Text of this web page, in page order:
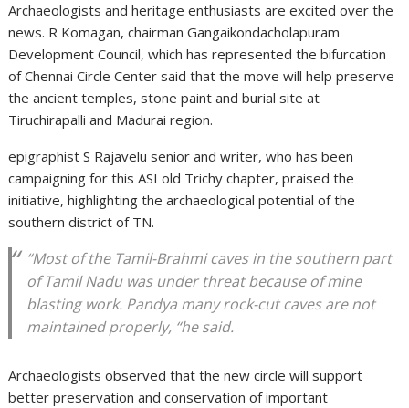
Archaeologists and heritage enthusiasts are excited over the
news. R Komagan, chairman Gangaikondacholapuram
Development Council, which has represented the bifurcation
of Chennai Circle Center said that the move will help preserve
the ancient temples, stone paint and burial site at
Tiruchirapalli and Madurai region.
epigraphist S Rajavelu senior and writer, who has been
campaigning for this ASI old Trichy chapter, praised the
initiative, highlighting the archaeological potential of the
southern district of TN.
“Most of the Tamil-Brahmi caves in the southern part
of Tamil Nadu was under threat because of mine
blasting work. Pandya many rock-cut caves are not
maintained properly, “he said.
Archaeologists observed that the new circle will support
better preservation and conservation of important